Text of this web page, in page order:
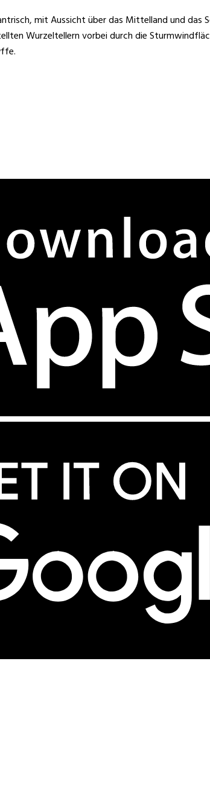
mit Aussicht über das Mittelland und
Wurzeltellern vorbei durch die